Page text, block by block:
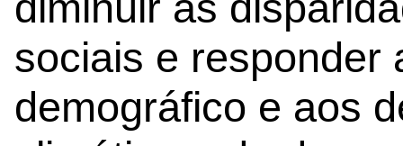
sociais e responder
demográfico e aos